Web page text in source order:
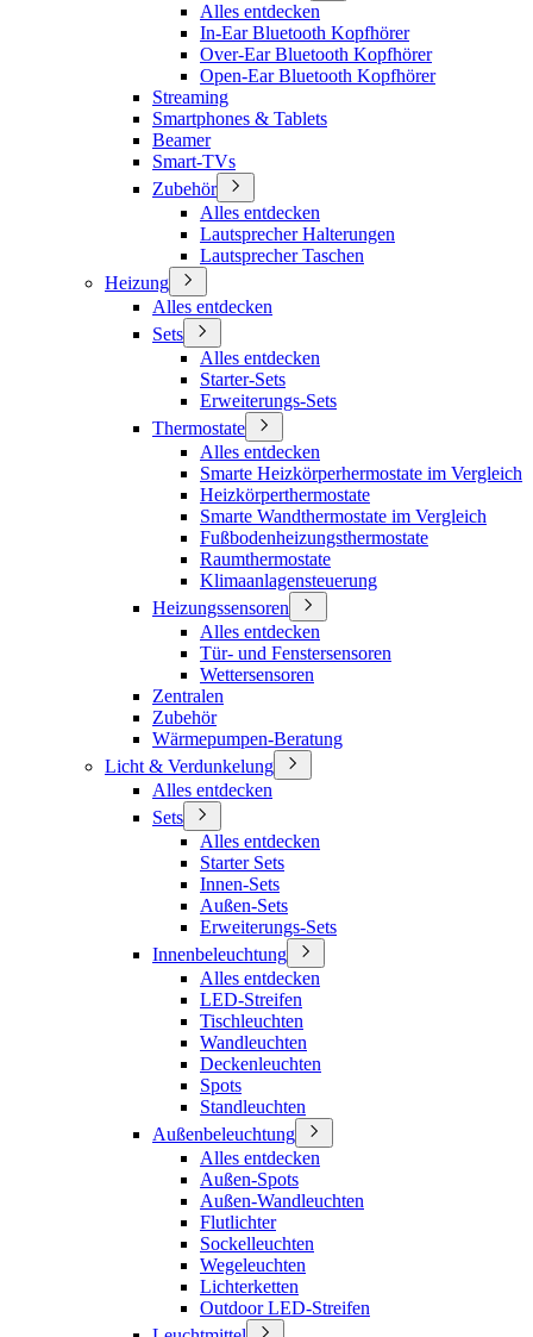
Alles entdecken
In-Ear Bluetooth Kopfhörer
Over-Ear Bluetooth Kopfhörer
Open-Ear Bluetooth Kopfhörer
Streaming
Smartphones & Tablets
Beamer
Smart-TVs
Zubehör
Alles entdecken
Lautsprecher Halterungen
Lautsprecher Taschen
Heizung
Alles entdecken
Sets
Alles entdecken
Starter-Sets
Erweiterungs-Sets
Thermostate
Alles entdecken
Smarte Heizkörperhermostate im Vergleich
Heizkörperthermostate
Smarte Wandthermostate im Vergleich
Fußbodenheizungsthermostate
Raumthermostate
Klimaanlagensteuerung
Heizungssensoren
Alles entdecken
Tür- und Fenstersensoren
Wettersensoren
Zentralen
Zubehör
Wärmepumpen-Beratung
Licht & Verdunkelung
Alles entdecken
Sets
Alles entdecken
Starter Sets
Innen-Sets
Außen-Sets
Erweiterungs-Sets
Innenbeleuchtung
Alles entdecken
LED-Streifen
Tischleuchten
Wandleuchten
Deckenleuchten
Spots
Standleuchten
Außenbeleuchtung
Alles entdecken
Außen-Spots
Außen-Wandleuchten
Flutlichter
Sockelleuchten
Wegeleuchten
Lichterketten
Outdoor LED-Streifen